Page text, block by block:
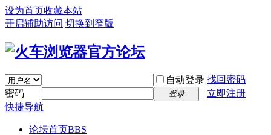
设为首页收藏本站
开启辅助访问 切换到窄版
自动登录 找回密码
密码
登录
立即注册
快捷导航
论坛首页BBS